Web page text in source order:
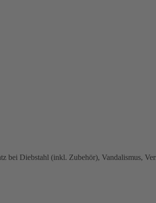
Diebstahl (inkl. Zubehör), Vandalismus,